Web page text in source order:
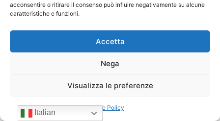
acconsentire o ritirare il consenso può influire negativamente su alcune
caratteristiche e funzioni.
Accetta
Nega
Visualizza le preferenze
Cookie Policy
Presidente di CONFIDA per il
quadriennio 2026-2030
Italian